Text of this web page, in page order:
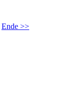
Ende >>